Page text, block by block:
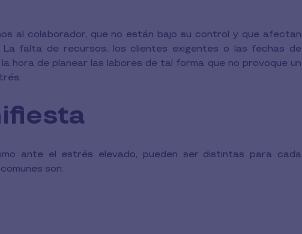
al colaborador, que no están bajo su control y que afectan
falta de recursos, los clientes exigentes o las fechas de
hora de planear las labores de tal forma que no provoque un
ante el estrés elevado, pueden ser distintas para cada
son: